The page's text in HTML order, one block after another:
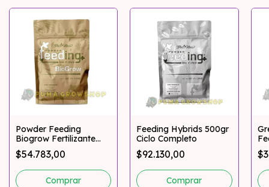
Powder Feeding
Biogrow Fertilizante
Sales 125g
Pumagrowshop
$54.783,00
Feeding Hybrids 500gr
Ciclo Completo
$92.130,00